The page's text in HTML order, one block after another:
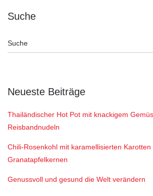
Suche
Neueste Beiträge
Thailändischer Hot Pot mit knackigem
Reisbandnudeln
Chili-Rosenkohl mit karamellisierten Karotten
Granatapfelkernen
Genussvoll und gesund die Welt verändern